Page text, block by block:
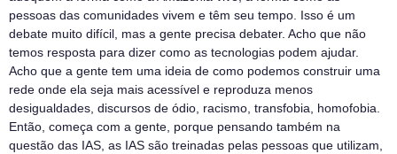
pessoas das comunidades vivem e têm seu tempo. Isso é um
debate muito difícil, mas a gente precisa debater. Acho que não
temos resposta para dizer como as tecnologias podem ajudar.
Acho que a gente tem uma ideia de como podemos construir uma
rede onde ela seja mais acessível e reproduza menos
desigualdades, discursos de ódio, racismo, transfobia, homofobia.
Então, começa com a gente, porque pensando também na
questão das IAS, as IAS são treinadas pelas pessoas que utilizam,